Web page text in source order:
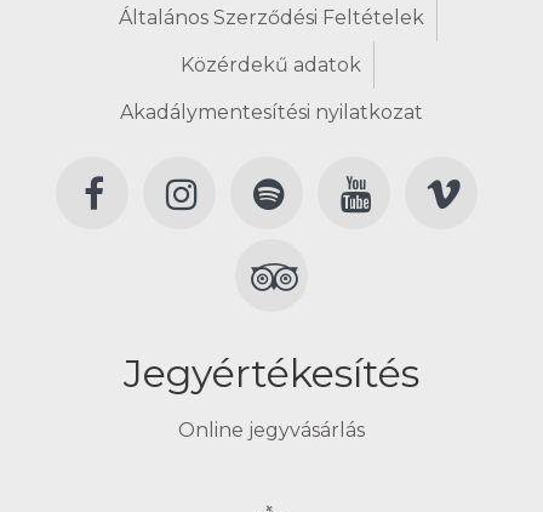
Általános Szerződési Feltételek
Közérdekű adatok
Akadálymentesítési nyilatkozat
Jegyértékesítés
Online jegyvásárlás